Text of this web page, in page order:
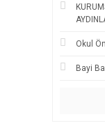
Okul
Bayi